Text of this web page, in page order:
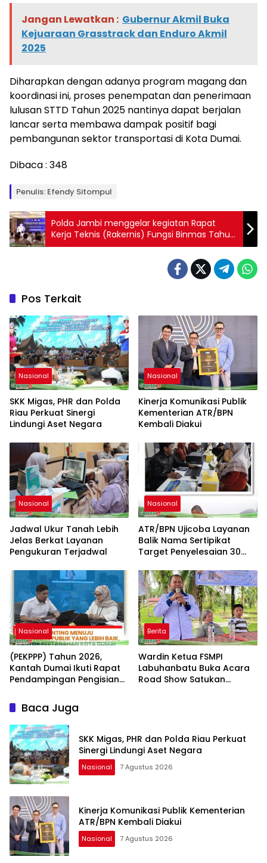
Jangan Lewatkan : Gubernur Akmil Buka
Kejuaraan Grasstrack dan Enduro Akmil
2025
Diharapkan dengan adanya program magang dan
koordinasi ini, proses penempatan dan penerimaan
lulusan STTD Tahun 2025 nantinya dapat berjalan
lancar serta membawa dampak positif bagi
pembangunan sektor transportasi di Kota Dumai.
Dibaca : 348
Penulis: Efendy Sitompul
Polda Jambi menggelar kegiatan Rapat
Kerja Teknis (Rakernis) Fungsi Binmas Tahun
Anggaran 2025
Pos Terkait
Nasional
SKK Migas, PHR dan Polda
Riau Perkuat Sinergi
Lindungi Aset Negara
Nasional
Kinerja Komunikasi Publik
Kementerian ATR/BPN
Kembali Diakui
Nasional
Jadwal Ukur Tanah Lebih
Jelas Berkat Layanan
Pengukuran Terjadwal
Nasional
ATR/BPN Ujicoba Layanan
Balik Nama Sertipikat
Target Penyelesaian 30
Nasional
(PEKPPP) Tahun 2026,
Kantah Dumai Ikuti Rapat
Pendampingan Pengisian
Berita
Wardin Ketua FSMPI
Labuhanbatu Buka Acara
Road Show Satukan
Baca Juga
SKK Migas, PHR dan Polda Riau Perkuat
Sinergi Lindungi Aset Negara
Nasional 7 Agustus 2026
Kinerja Komunikasi Publik Kementerian
ATR/BPN Kembali Diakui
Nasional 7 Agustus 2026